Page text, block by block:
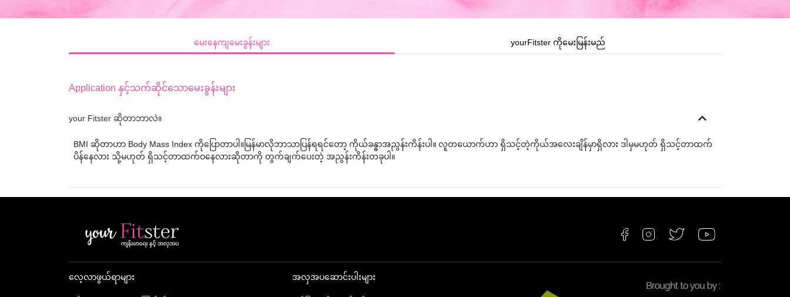
မေးနေကျမေးခွန်းများ yourFitster ကိုမေးမြန်းမည်
Application နှင့်သက်ဆိုင်သောမေးခွန်းများ
your Fitster ဆိုတာဘာလဲ။
BMI ဆိုတာဟာ Body Mass Index ကိုပြောတာပါ။မြန်မာလိုဘာသာပြန်ရရင်တော့ ကိုယ်ခန္ဓာအညွန်းကိန်းပါ။ လူတယောက်ဟာ ရှိသင့်တဲ့ကိုယ်အလေးချိန်မှာရှိလား ဒါမှမဟုတ် ရှိသင့်တာထက်
ပိန်နေလား သို့မဟုတ် ရှိသင့်တာထက်ဝနေလားဆိုတာကို တွက်ချက်ပေးတဲ့ အညွန်းကိန်းတခုပါ။
လေ့လာဖွယ်ရာများ အလှအပဆောင်းပါးများ